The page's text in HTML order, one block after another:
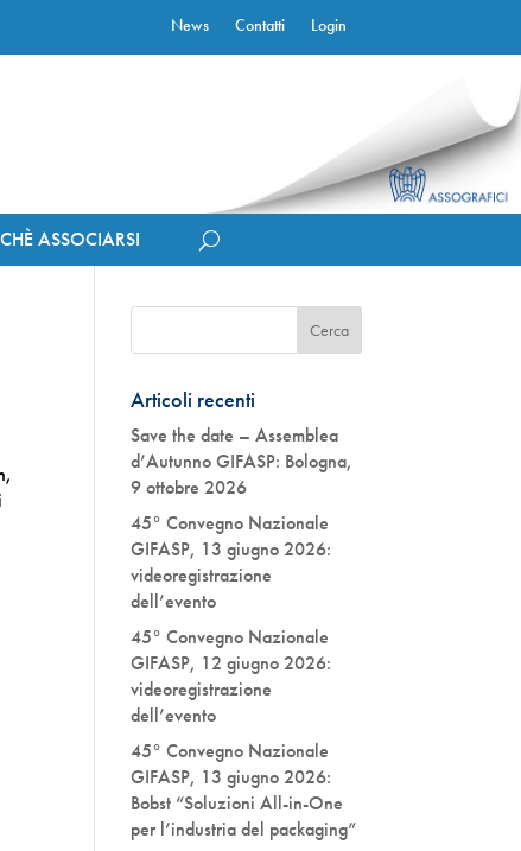
News Contatti Login
ASSOCIARSI
Articoli recenti
Save the date – Assemblea
d’Autunno GIFASP: Bologna,
9 ottobre 2026
45° Convegno Nazionale
GIFASP, 13 giugno 2026:
videoregistrazione
dell’evento
45° Convegno Nazionale
GIFASP, 12 giugno 2026:
videoregistrazione
dell’evento
45° Convegno Nazionale
GIFASP, 13 giugno 2026:
Bobst “Soluzioni All-in-One
per l’industria del packaging”